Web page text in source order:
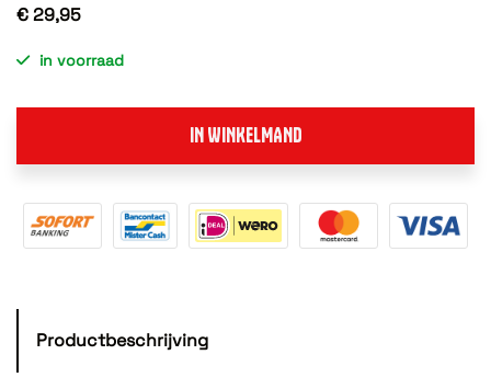
€ 29,95
in voorraad
IN WINKELMAND
Productbeschrijving